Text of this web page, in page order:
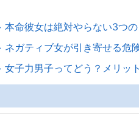
本命彼女は絶対やらない3つの
ネガティブ女が引き寄せる危
女子力男子ってどう？メリッ